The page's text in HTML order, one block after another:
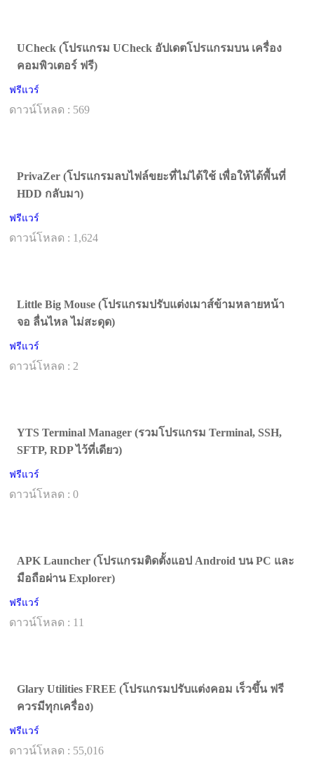
UCheck (โปรแกรม UCheck อัปเดตโปรแกรมบน เครื่อง
คอมพิวเตอร์ ฟรี)
ฟรีแวร์
ดาวน์โหลด : 569
PrivaZer (โปรแกรมลบไฟล์ขยะที่ไม่ได้ใช้ เพื่อให้ได้พื้นที่
HDD กลับมา)
ฟรีแวร์
ดาวน์โหลด : 1,624
Little Big Mouse (โปรแกรมปรับแต่งเมาส์ข้ามหลายหน้า
จอ ลื่นไหล ไม่สะดุด)
ฟรีแวร์
ดาวน์โหลด : 2
YTS Terminal Manager (รวมโปรแกรม Terminal, SSH,
SFTP, RDP ไว้ที่เดียว)
ฟรีแวร์
ดาวน์โหลด : 0
APK Launcher (โปรแกรมติดตั้งแอป Android บน PC และ
มือถือผ่าน Explorer)
ฟรีแวร์
ดาวน์โหลด : 11
Glary Utilities FREE (โปรแกรมปรับแต่งคอม เร็วขึ้น ฟรี
ควรมีทุกเครื่อง)
ฟรีแวร์
ดาวน์โหลด : 55,016